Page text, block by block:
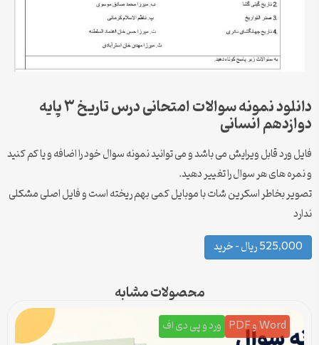
دانلود نمونه سوالات امتحانی درس تاریخ ۳ پایه
دوازدهم انسانی
فایل ورد قابل ویرایش می باشد و می توانید نمونه سوال خود را اضافه و یا کم کنید
و نمره های هر سوال را تغییر دهید.
تصویر بخاطر اسکرین شات با موبایل کمی بهم ریخته است و فایل اصلی مشکلی
ندارد
525,000 ریال – خرید
محصولات مشابه
Word و PDF ورد و پی دی اف